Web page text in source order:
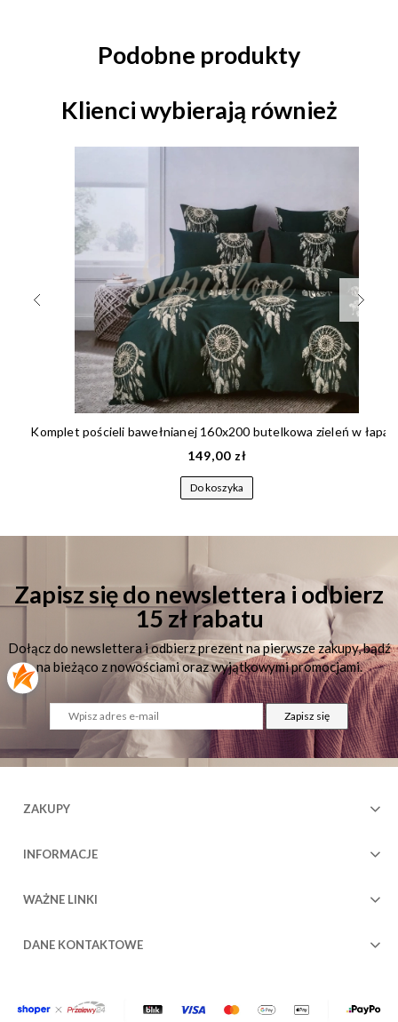
Podobne produkty
Klienci wybierają również
149,00 zł
Do koszyka
Zapisz się do newslettera i odbierz
15 zł rabatu
Dołącz do newslettera i odbierz prezent na pierwsze zakupy, bądź
na bieżąco z nowościami oraz wyjątkowymi promocjami.
Zapisz się
ZAKUPY
INFORMACJE
WAŻNE LINKI
DANE KONTAKTOWE